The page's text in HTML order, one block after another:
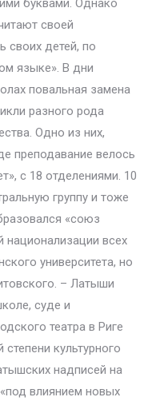
буквами. Однако
своей
своих детей, по
языке». В дни
повальная замена
разного рода
Одно из них,
преподавание велось
с 18 отделениями. 10
группу и тоже
«союз
национализации всех
университета, но
– Латыши
суде и
театра в Риге
культурного
надписей на
влиянием новых